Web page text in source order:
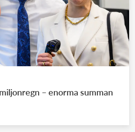
– enorma summan